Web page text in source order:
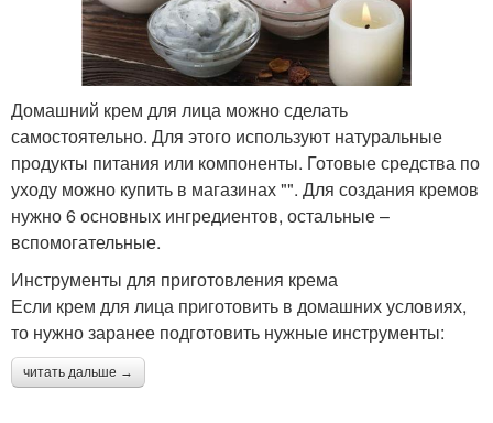
Домашний крем для лица можно сделать
самостоятельно. Для этого используют натуральные
продукты питания или компоненты. Готовые средства по
уходу можно купить в магазинах "". Для создания кремов
нужно 6 основных ингредиентов, остальные –
вспомогательные.
Инструменты для приготовления крема
Если крем для лица приготовить в домашних условиях,
то нужно заранее подготовить нужные инструменты:
читать дальше →